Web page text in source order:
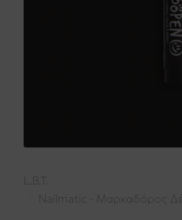
L.B.T.
Nailmatic - Μαρκαδόρος